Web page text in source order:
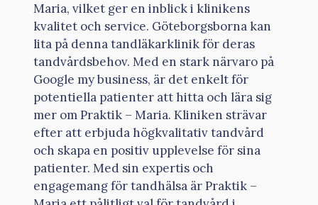
Maria, vilket ger en inblick i klinikens
kvalitet och service. Göteborgsborna kan
lita på denna tandläkarklinik för deras
tandvårdsbehov. Med en stark närvaro på
Google my business, är det enkelt för
potentiella patienter att hitta och lära sig
mer om Praktik – Maria. Kliniken strävar
efter att erbjuda högkvalitativ tandvård
och skapa en positiv upplevelse för sina
patienter. Med sin expertis och
engagemang för tandhälsa är Praktik –